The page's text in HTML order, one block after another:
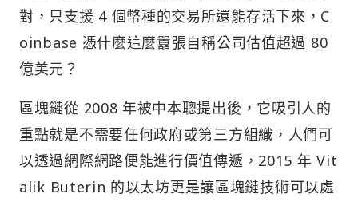
對，只支援 4 個幣種的交易所還能存活下來，C
oinbase 憑什麼這麼囂張自稱公司估值超過 80
億美元？
區塊鏈從 2008 年被中本聰提出後，它吸引人的
重點就是不需要任何政府或第三方組織，人們可
以透過網際網路便能進行價值傳遞，2015 年 Vit
alik Buterin 的以太坊更是讓區塊鏈技術可以處